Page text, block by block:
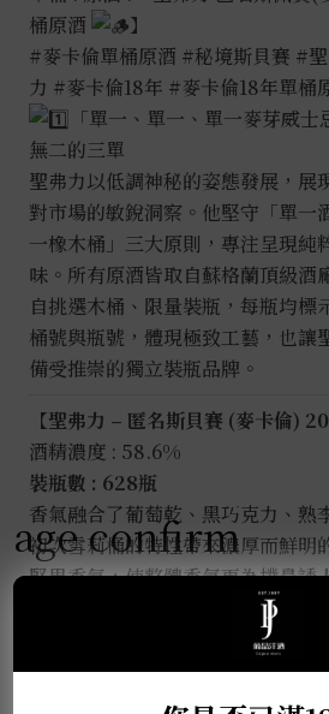
18
年
0.7L
數
量
桶原酒
】
#麥卡倫單桶原酒 #秘境斯貝賽 #
力 #麥卡倫18年 #麥卡倫18年單桶
「單一、單一、單一麥芽威
無二的三單
聖弗力以低調神秘的姿態發展，
對市場的敏銳洞察。他堅守「單一
一橡木桶」三大原則，專注呈現純
味。所有原酒皆取自蘇格蘭頂級
自挑選木桶、限量裝瓶，每瓶均標
桶號與瓶號，體現極致工藝，也讓
備受推崇的獨立裝瓶品牌。
【聖弗力 – 匿名斯貝賽 (麥卡倫)
酒精濃度 : 58.6%
裝瓶數 : 628瓶
香氣融合了葡萄乾、黑巧克力、熟
初次雪莉桶的特性帶來濃厚而鮮明
堅果香氣，使整體香氣更為撲鼻誘
入口呈現黑莓果醬、橙皮果乾與濃
料在舌尖蔓延，初次雪莉桶賦予酒
與圓潤感；尾韻中雪莉酒的甜感與
餘韻深長，帶有微微苦甜的可可與
age confirm